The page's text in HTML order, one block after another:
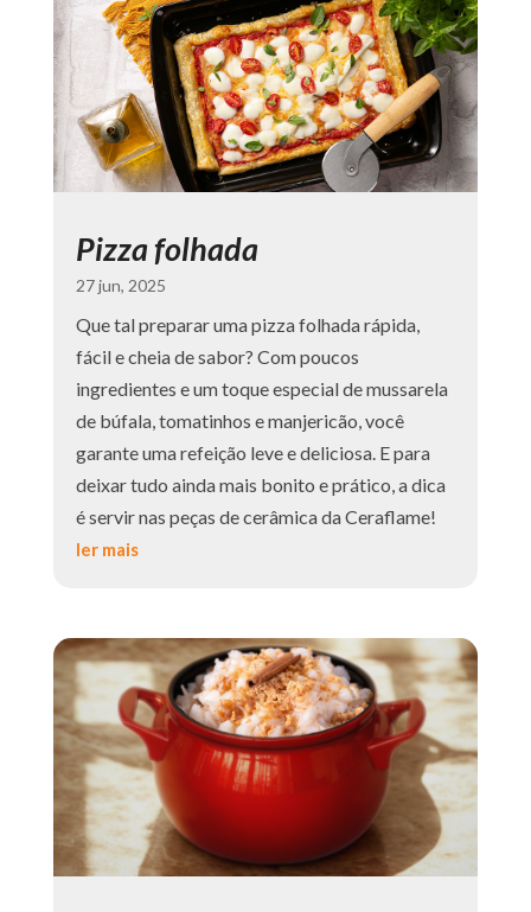
Pizza folhada
27 jun, 2025
Que tal preparar uma pizza folhada rápida,
fácil e cheia de sabor? Com poucos
ingredientes e um toque especial de mussarela
de búfala, tomatinhos e manjericão, você
garante uma refeição leve e deliciosa. E para
deixar tudo ainda mais bonito e prático, a dica
é servir nas peças de cerâmica da Ceraflame!
ler mais